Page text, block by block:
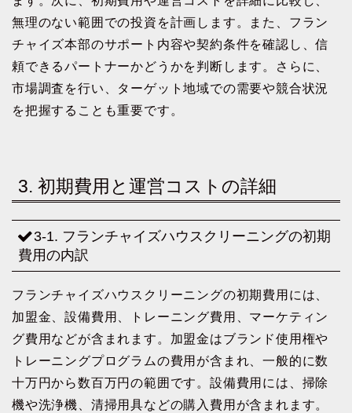
無理のない範囲での投資を計画します。また、フラン
チャイズ本部のサポート内容や契約条件を確認し、信
頼できるパートナーかどうかを判断します。さらに、
市場調査を行い、ターゲット地域での需要や競合状況
を把握することも重要です。
3. 初期費用と運営コストの詳細
3-1. フランチャイズハウスクリーニングの初期
費用の内訳
フランチャイズハウスクリーニングの初期費用には、
加盟金、設備費用、トレーニング費用、マーケティン
グ費用などが含まれます。加盟金はブランド使用権や
トレーニングプログラムの費用が含まれ、一般的に数
十万円から数百万円の範囲です。設備費用には、掃除
機や洗浄機、清掃用具などの購入費用が含まれます。